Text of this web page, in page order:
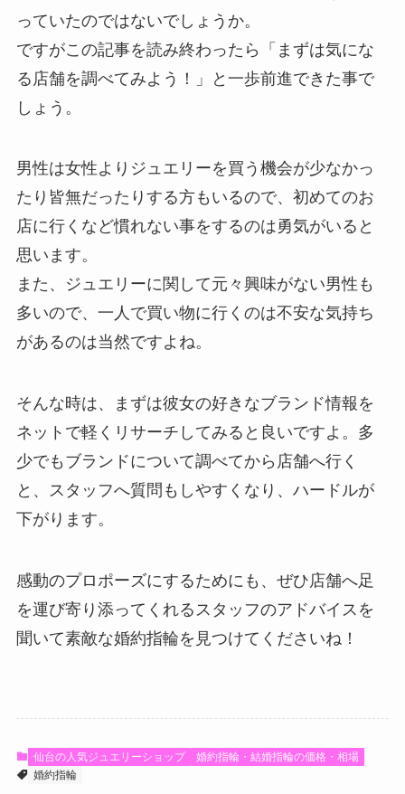
っていたのではないでしょうか。
ですがこの記事を読み終わったら「まずは気にな
る店舗を調べてみよう！」と一歩前進できた事で
しょう。
男性は女性よりジュエリーを買う機会が少なかっ
たり皆無だったりする方もいるので、初めてのお
店に行くなど慣れない事をするのは勇気がいると
思います。
また、ジュエリーに関して元々興味がない男性も
多いので、一人で買い物に行くのは不安な気持ち
があるのは当然ですよね。
そんな時は、まずは彼女の好きなブランド情報を
ネットで軽くリサーチしてみると良いですよ。多
少でもブランドについて調べてから店舗へ行く
と、スタッフへ質問もしやすくなり、ハードルが
下がります。
感動のプロポーズにするためにも、ぜひ店舗へ足
を運び寄り添ってくれるスタッフのアドバイスを
聞いて素敵な婚約指輪を見つけてくださいね！
仙台の人気ジュエリーショップ
婚約指輪・結婚指輪の価格・相場
婚約指輪